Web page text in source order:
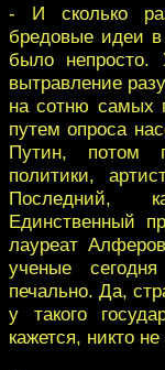
- И сколько
бредовые идеи в
было непросто.
вытравление
на сотню самых
путем опроса
Путин, потом
политики,
Последний,
Единственный
лауреат
ученые
печально. Да,
у такого
кажется, никто